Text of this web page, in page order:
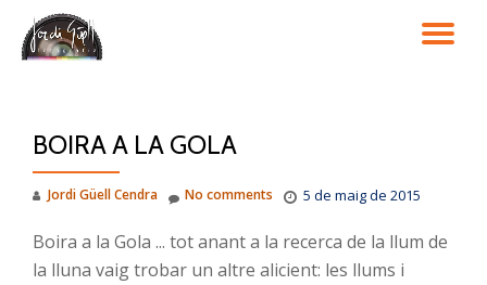
Skip
BOIRA A LA GOLA
Jordi Güell Cendra 5 de maig de 2015
No comments
Boira a la Gola ... tot anant a la recerca de la llum de
la lluna vaig trobar un altre alicient: les llums i